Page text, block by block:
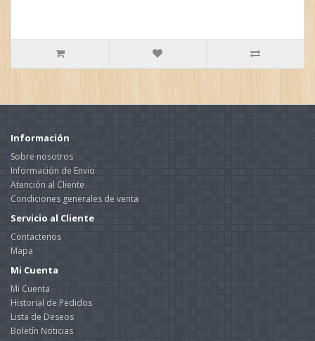
Información
Sobre nosotros
Información de Envio
Atención al Cliente
Condiciones generales de venta
Servicio al Cliente
Contactenos
Mapa
Mi Cuenta
Mi Cuenta
Historial de Pedidos
Lista de Deseos
Boletín Noticias